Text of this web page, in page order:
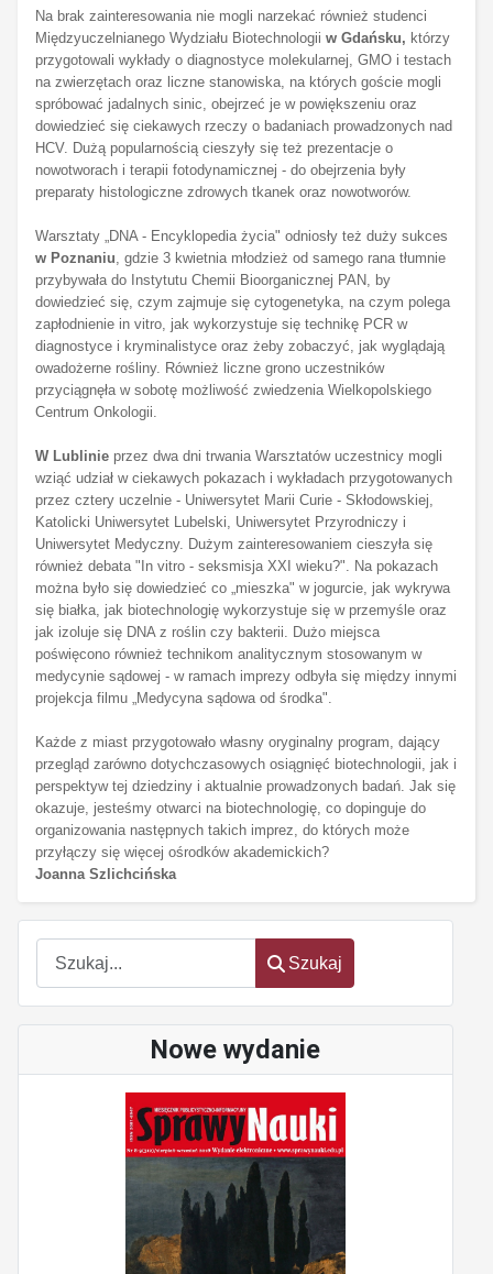
Szukaj
Szukaj
Nowe wydanie
Na brak zainteresowania nie mogli narzekać również studenci
Międzyuczelnianego Wydziału Biotechnologii w Gdańsku, którzy
przygotowali wykłady o diagnostyce molekularnej, GMO i testach
na zwierzętach oraz liczne stanowiska, na których goście mogli
spróbować jadalnych sinic, obejrzeć je w powiększeniu oraz
dowiedzieć się ciekawych rzeczy o badaniach prowadzonych nad
HCV. Dużą popularnością cieszyły się też prezentacje o
nowotworach i terapii fotodynamicznej - do obejrzenia były
preparaty histologiczne zdrowych tkanek oraz nowotworów.
Warsztaty „DNA - Encyklopedia życia" odniosły też duży sukces
w Poznaniu, gdzie 3 kwietnia młodzież od samego rana tłumnie
przybywała do Instytutu Chemii Bioorganicznej PAN, by
dowiedzieć się, czym zajmuje się cytogenetyka, na czym polega
zapłodnienie in vitro, jak wykorzystuje się technikę PCR w
diagnostyce i kryminalistyce oraz żeby zobaczyć, jak wyglądają
owadożerne rośliny. Również liczne grono uczestników
przyciągnęła w sobotę możliwość zwiedzenia Wielkopolskiego
Centrum Onkologii.
W Lublinie przez dwa dni trwania Warsztatów uczestnicy mogli
wziąć udział w ciekawych pokazach i wykładach przygotowanych
przez cztery uczelnie - Uniwersytet Marii Curie - Skłodowskiej,
Katolicki Uniwersytet Lubelski, Uniwersytet Przyrodniczy i
Uniwersytet Medyczny. Dużym zainteresowaniem cieszyła się
również debata "In vitro - seksmisja XXI wieku?". Na pokazach
można było się dowiedzieć co „mieszka" w jogurcie, jak wykrywa
się białka, jak biotechnologię wykorzystuje się w przemyśle oraz
jak izoluje się DNA z roślin czy bakterii. Dużo miejsca
poświęcono również technikom analitycznym stosowanym w
medycynie sądowej - w ramach imprezy odbyła się między innymi
projekcja filmu „Medycyna sądowa od środka".
Każde z miast przygotowało własny oryginalny program, dający
przegląd zarówno dotychczasowych osiągnięć biotechnologii, jak i
perspektyw tej dziedziny i aktualnie prowadzonych badań. Jak się
okazuje, jesteśmy otwarci na biotechnologię, co dopinguje do
organizowania następnych takich imprez, do których może
przyłączy się więcej ośrodków akademickich?
Joanna Szlichcińska